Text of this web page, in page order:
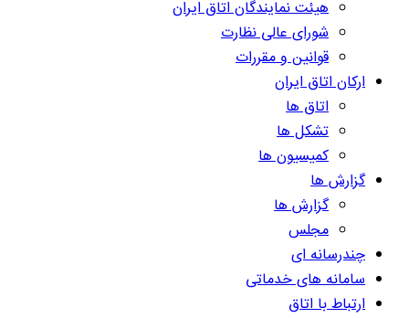
هیئت نمایندگان اتاق ایران
شورای عالی نظارت
قوانین و مقررات
ارکان اتاق ایران
اتاق ها
تشکل ها
کمیسیون ها
گزارش ها
گزارش ها
مجلس
چندرسانه ای
سامانه های خدماتی
ارتباط با اتاق